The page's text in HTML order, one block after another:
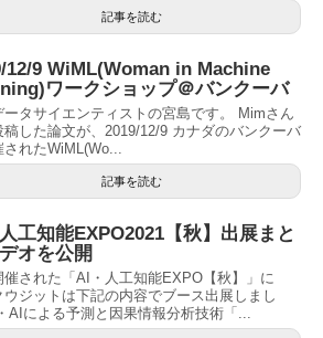
記事を読む
12/9 WiML(Woman in Machine
ワークショップ＠バンクーバ
ータサイエンティストの宮島です。 Mimさん
稿した論文が、2019/12/9 カナダのバンクーバ
されたWiML(Wo...
記事を読む
工知能EXPO2021【秋】出展まと
オを公開
催された「AI・人工知能EXPO【秋】」に
ウジットは下記の内容でブース出展しまし
AIによる予測と因果情報分析技術「...